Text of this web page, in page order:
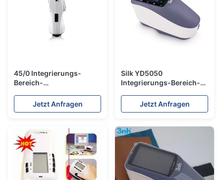
45/0 Integrierungs-
Bereich-
NS808 für Helligkeits-
Faktor-Maß
Jetzt Anfragen
Silk YD5050
Integrierungs-Bereich-
CMYK CIE
LABORfarbabweichungs-
Jetzt Anfragen